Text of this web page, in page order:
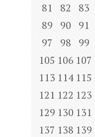
81
82 83
89
90 91
97
98 99
105 106 107
113 114 115
121 122 123
129 130 131
137 138 139